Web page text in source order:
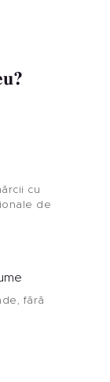
cu
de
fără